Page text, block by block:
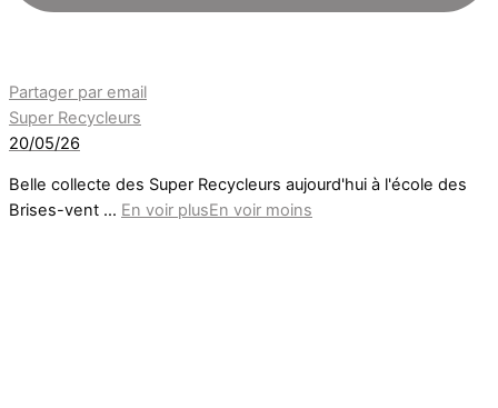
Partager par email
Super Recycleurs
20/05/26
Belle collecte des Super Recycleurs aujourd'hui à l'école des
Brises-vent ... En voir plusEn voir moins